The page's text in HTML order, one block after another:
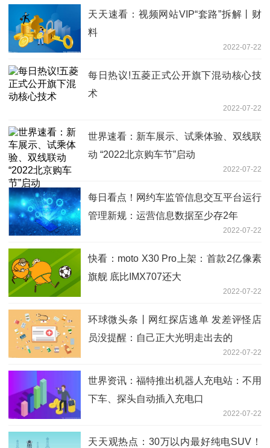
天天速看：视频网站VIP“套路”拆解丨财
料
2022-07-22
每日热议!五菱正式公开旗下混动核心技
术
2022-07-22
世界速看：新车展示、试乘体验、双线联
动 “2022北京购车节”启动
2022-07-22
每日看点！网约车监管信息交互平台运行
管理新规：运营信息数据至少存2年
2022-07-22
快看：moto X30 Pro上架：首款2亿像素
旗舰 底比IMX707还大
2022-07-22
环球微头条丨网红探店逃单 发差评怪店
员没提醒：自己正大光明走出去的
2022-07-22
世界资讯：福特推出机器人充电站：不用
下车、探头自动插入充电口
2022-07-22
天天观热点：30万以内最好纯电SUV！